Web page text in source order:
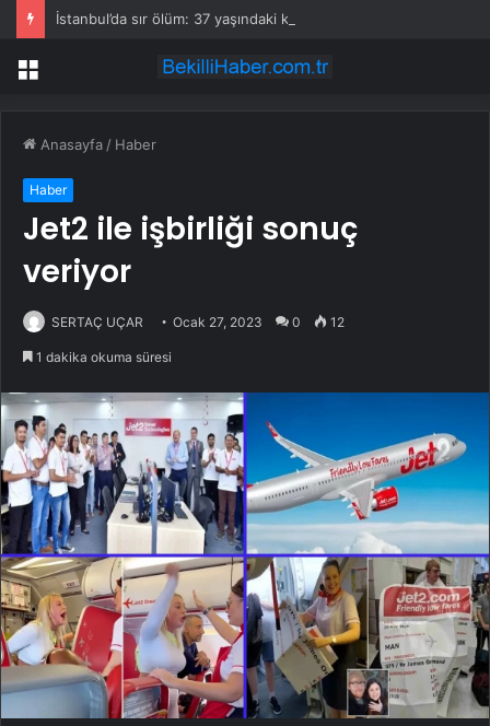
Menü
Anasayfa / Haber
Haber
Jet2 ile işbirliği sonuç
veriyor
SERTAÇ UÇAR Ocak 27, 2023 0 12
1 dakika okuma süresi